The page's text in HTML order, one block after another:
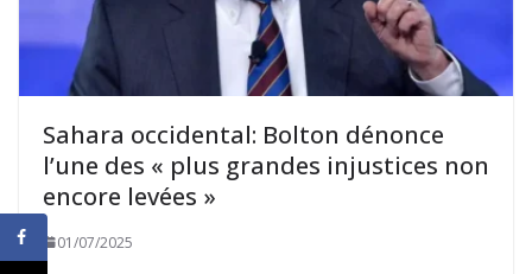
Sahara occidental: Bolton dénonce
l’une des « plus grandes injustices non
encore levées »
01/07/2025